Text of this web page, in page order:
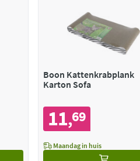
Boon Kattenkrabplank
Karton Sofa
11,69
Maandag in huis